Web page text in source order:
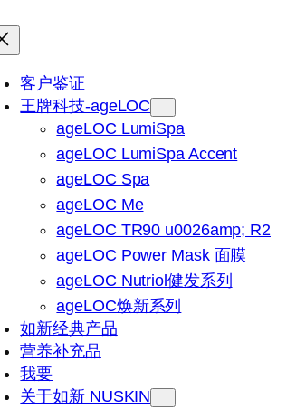
客户鉴证
王牌科技-ageLOC
ageLOC LumiSpa
ageLOC LumiSpa Accent
ageLOC Spa
ageLOC Me
ageLOC TR90 u0026amp; R2
ageLOC Power Mask 面膜
ageLOC Nutriol健发系列
ageLOC焕新系列
如新经典产品
营养补充品
我要
关于如新 NUSKIN